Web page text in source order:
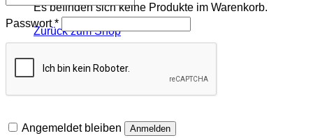
Es befinden sich keine Produkte im Warenkorb.
Zurück zum Shop
Passwort*Erforderlich
Angemeldet bleiben Anmelden